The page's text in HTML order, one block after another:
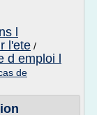
l
l'ete /
d emploi l
de